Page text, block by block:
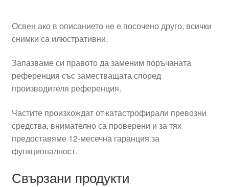
Освен ако в описанието не е посочено друго, всички
снимки са илюстративни.
Запазваме си правото да заменим поръчаната
референция със заместващата според
производителя референция.
Частите произхождат от катастрофирали превозни
средства, внимателно са проверени и за тях
предоставяме 12-месечна гаранция за
функционалност.
Свързани продукти